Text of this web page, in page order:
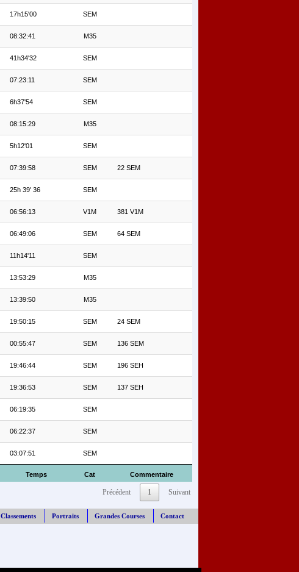
Temps Cat Commentaire
17h15'00 SEM
08:32:41 M35
41h34'32 SEM
07:23:11 SEM
6h37'54 SEM
08:15:29 M35
5h12'01 SEM
07:39:58 SEM 22 SEM
25h 39' 36 SEM
06:56:13 V1M 381 V1M
06:49:06 SEM 64 SEM
11h14'11 SEM
13:53:29 M35
13:39:50 M35
19:50:15 SEM 24 SEM
00:55:47 SEM 136 SEM
19:46:44 SEM 196 SEH
19:36:53 SEM 137 SEH
06:19:35 SEM
06:22:37 SEM
03:07:51 SEM
Précédent 1 Suivant
Classements Portraits Grandes Courses Contact